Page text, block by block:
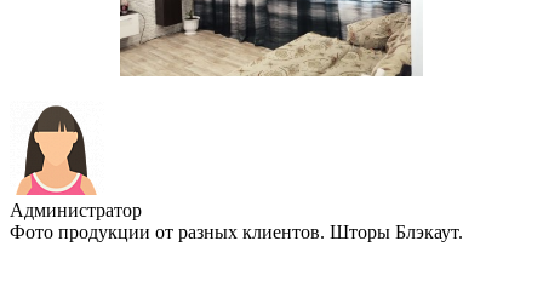
Администратор
Фото продукции от разных клиентов. Шторы Блэкаут.